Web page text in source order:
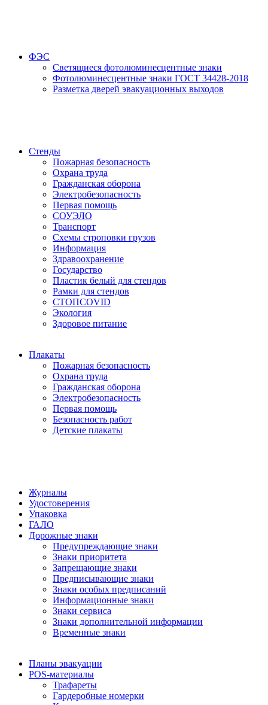
ФЭС
Светящиеся фотолюминесцентные знаки
Фотолюминесцентные знаки ГОСТ 34428-2018
Разметка дверей эвакуационных выходов
Стенды
Пожарная безопасность
Охрана труда
Гражданская оборона
Электробезопасность
Первая помощь
СОУЭЛО
Транспорт
Схемы строповки грузов
Информация
Здравоохранение
Государство
Пластик белый для стендов
Рамки для стендов
СТОПCOVID
Экология
Здоровое питание
Плакаты
Пожарная безопасность
Охрана труда
Гражданская оборона
Электробезопасность
Первая помощь
Безопасность работ
Детские плакаты
Журналы
Удостоверения
Упаковка
ГАЛО
Дорожные знаки
Предупреждающие знаки
Знаки приоритета
Запрещающие знаки
Предписывающие знаки
Знаки особых предписаний
Информационные знаки
Знаки сервиса
Знаки дополнительной информации
Временные знаки
Планы эвакуации
POS-материалы
Трафареты
Гардеробные номерки